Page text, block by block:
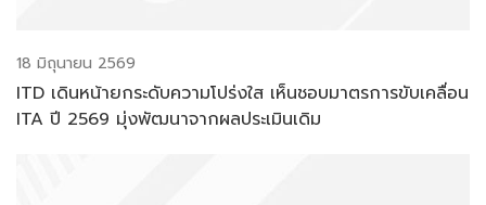
18 มิถุนายน 2569
ITD เดินหน้ายกระดับความโปร่งใส เห็นชอบมาตรการขับเคลื่อน
ITA ปี 2569 มุ่งพัฒนาจากผลประเมินเดิม